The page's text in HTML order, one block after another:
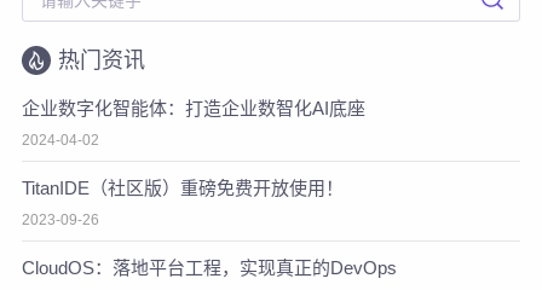
热门资讯
企业数字化智能体：打造企业数智化AI底座
2024-04-02
TitanIDE（社区版）重磅免费开放使用！
2023-09-26
CloudOS：落地平台工程，实现真正的DevOps